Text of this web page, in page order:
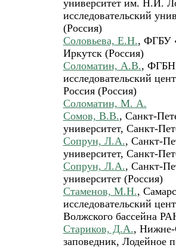
университет им. Н.И.
исследовательский
(Россия)
Соловьева, Е.Н., ФГБУ
Иркутск (Россия)
Соломатин, А.В.,
исследовательский
Россия (Россия)
Соломатин, М. А.
Сомов, В.В., Санкт-
университет, Санкт-
Сопрун, Л.А., Санкт-
университет, Санкт-
Сопрун, Л.А., Санкт-
университет (Россия)
Стаменов, М.Н.,
исследовательский
Волжского бассейна
Стариков, Д.А., Нижне-
заповедник, Лодейное